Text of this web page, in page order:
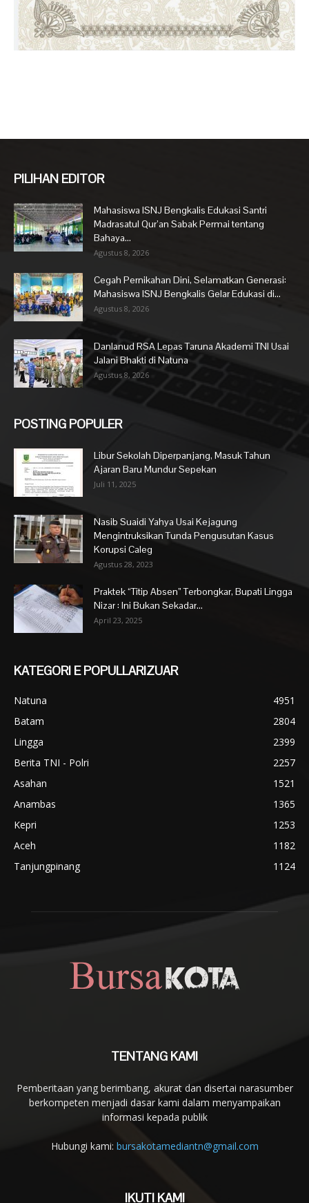
PILIHAN EDITOR
Mahasiswa ISNJ Bengkalis Edukasi Santri
Madrasatul Qur’an Sabak Permai tentang
Bahaya...
Agustus 8, 2026
Cegah Pernikahan Dini, Selamatkan Generasi:
Mahasiswa ISNJ Bengkalis Gelar Edukasi di...
Agustus 8, 2026
Danlanud RSA Lepas Taruna Akademi TNI Usai
Jalani Bhakti di Natuna
Agustus 8, 2026
POSTING POPULER
Libur Sekolah Diperpanjang, Masuk Tahun
Ajaran Baru Mundur Sepekan
Juli 11, 2025
Nasib Suaidi Yahya Usai Kejagung
Mengintruksikan Tunda Pengusutan Kasus
Korupsi Caleg
Agustus 28, 2023
Praktek “Titip Absen” Terbongkar, Bupati Lingga
Nizar : Ini Bukan Sekadar...
April 23, 2025
KATEGORI E POPULLARIZUAR
Natuna
4951
Batam
2804
Lingga
2399
Berita TNI - Polri
2257
Asahan
1521
Anambas
1365
Kepri
1253
Aceh
1182
Tanjungpinang
1124
TENTANG KAMI
Pemberitaan yang berimbang, akurat dan disertai narasumber
berkompeten menjadi dasar kami dalam menyampaikan
informasi kepada publik
Hubungi kami: bursakotamediantn@gmail.com
IKUTI KAMI